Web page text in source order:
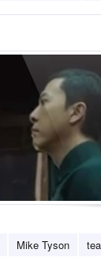
Mike Tyson